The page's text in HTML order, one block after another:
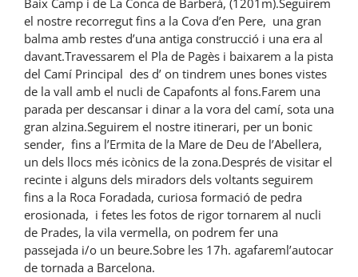
Baix Camp i de La Conca de Barberà, (1201m).Seguirem
el nostre recorregut fins a la Cova d’en Pere, una gran
balma amb restes d’una antiga construcció i una era al
davant.Travessarem el Pla de Pagès i baixarem a la pista
del Camí Principal des d’ on tindrem unes bones vistes
de la vall amb el nucli de Capafonts al fons.Farem una
parada per descansar i dinar a la vora del camí, sota una
gran alzina.Seguirem el nostre itinerari, per un bonic
sender, fins a l’Ermita de la Mare de Deu de l’Abellera,
un dels llocs més icònics de la zona.Després de visitar el
recinte i alguns dels miradors dels voltants seguirem
fins a la Roca Foradada, curiosa formació de pedra
erosionada, i fetes les fotos de rigor tornarem al nucli
de Prades, la vila vermella, on podrem fer una
passejada i/o un beure.Sobre les 17h. agafareml’autocar
de tornada a Barcelona.